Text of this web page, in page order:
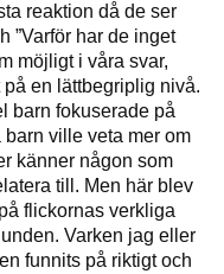
reaktion då de ser
”Varför har de inget
möjligt i våra svar,
en lättbegriplig nivå.
barn fokuserade på
ville veta mer om
känner någon som
till. Men här blev
flickornas verkliga
Varken jag eller
funnits på riktigt och